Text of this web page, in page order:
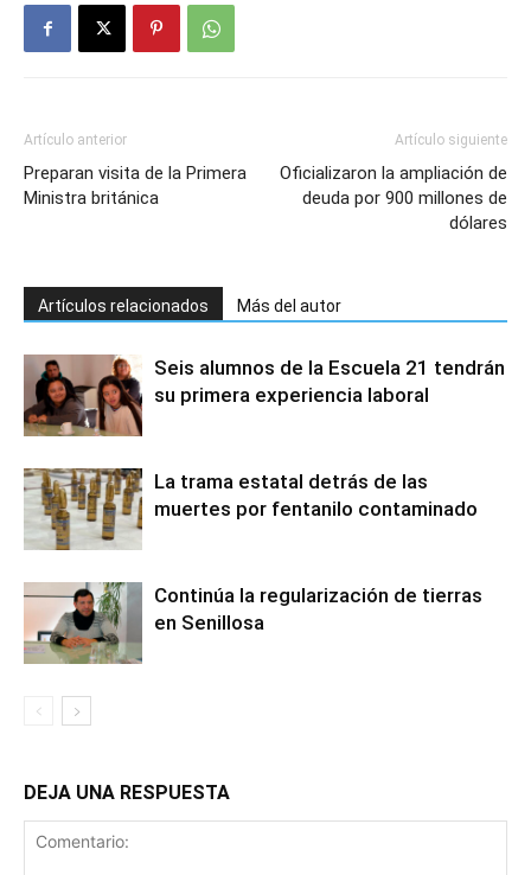
Artículo anterior
Preparan visita de la Primera
Ministra británica
Artículo siguiente
Oficializaron la ampliación de
deuda por 900 millones de
dólares
Artículos relacionados Más del autor
Seis alumnos de la Escuela 21 tendrán
su primera experiencia laboral
La trama estatal detrás de las
muertes por fentanilo contaminado
Continúa la regularización de tierras
en Senillosa
DEJA UNA RESPUESTA